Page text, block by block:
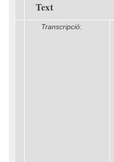
Text
Transcripció: